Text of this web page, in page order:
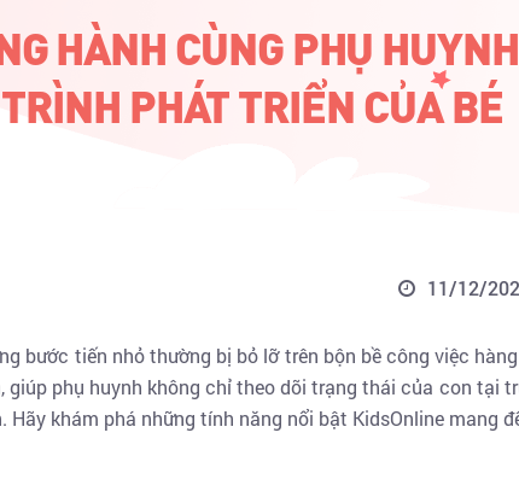
HÀNH CÙNG PHỤ HUYNH
PHÁT TRIỂN CỦA BÉ
11/12/
bước tiến nhỏ thường bị bỏ lỡ trên bộn bề công việc
phụ huynh không chỉ theo dõi trạng thái của con tại
khám phá những tính năng nổi bật KidsOnline mang